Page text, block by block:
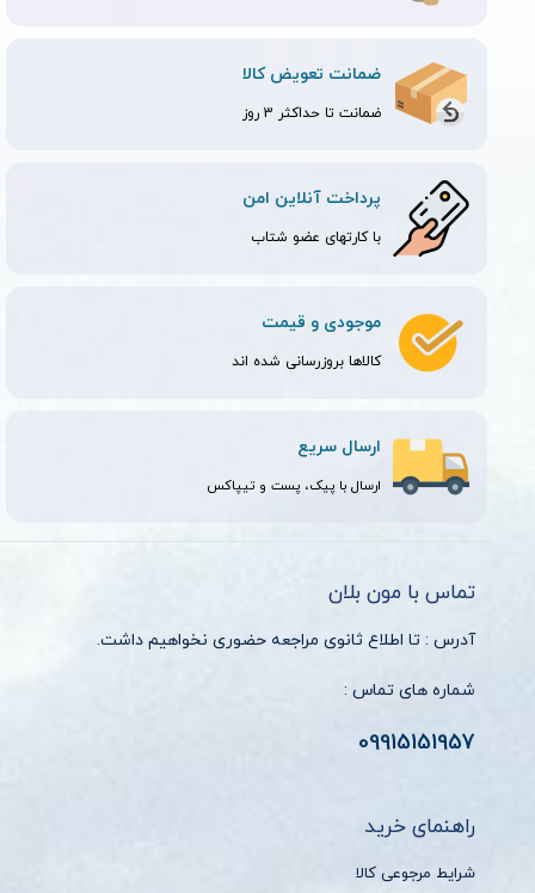
ضمانت تعویض کالا
ضمانت تا حداکثر 3 روز
پرداخت آنلاین امن
با کارتهای عضو شتاب
موجودی و قیمت
کالاها بروزرسانی شده اند
ارسال سریع
ارسال با پیک، پست و تیپاکس
تماس با مون بلان
آدرس : تا اطلاع ثانوی مراجعه حضوری نخواهیم داشت.
شماره های تماس :
09915151957
راهنمای خرید
شرایط مرجوعی کالا